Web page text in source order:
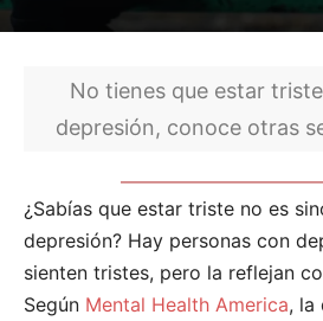
No tienes que estar
depresión, conoce otras
¿Sabías que estar triste no es
depresión? Hay personas con
sienten tristes, pero la reflejan
Según Mental Health America, la